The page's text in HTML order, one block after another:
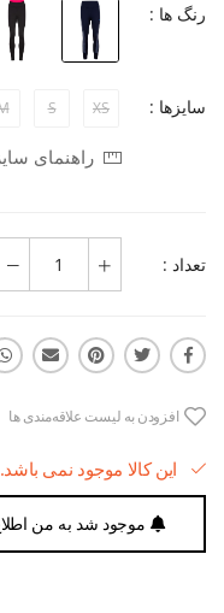
رنگ ها :
سایزها : XS
S
راهنمای
تعداد :
افزودن به لیست علاقه‌مندی ها
این کالا موجود نمی باشد.
موجود شد به من